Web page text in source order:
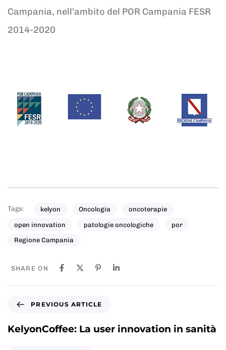
Campania, nell’ambito del POR Campania FESR
2014-2020
Tags: kelyon Oncologia oncoterapie
open innovation patologie oncologiche por
Regione Campania
SHARE ON
e
v
PREVIOUS ARTICLE
KelyonCoffee: La user innovation in sanità